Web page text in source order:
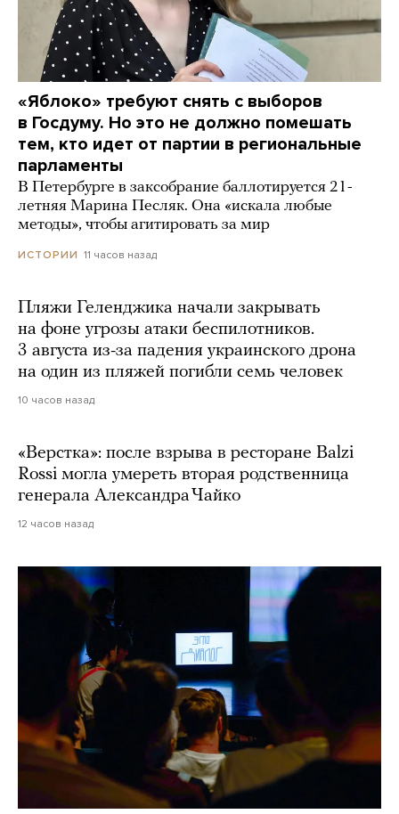
«Яблоко» требуют снять с выборов
в Госдуму. Но это не должно помешать
тем, кто идет от партии в региональные
парламенты
В Петербурге в заксобрание баллотируется 21-
летняя Марина Песляк. Она «искала любые
методы», чтобы агитировать за мир
ИСТОРИИ 11 часов назад
Пляжи Геленджика начали закрывать
на фоне угрозы атаки беспилотников.
3 августа из-за падения украинского дрона
на один из пляжей погибли семь человек
10 часов назад
«Верстка»: после взрыва в ресторане Balzi
Rossi могла умереть вторая родственница
генерала Александра Чайко
12 часов назад